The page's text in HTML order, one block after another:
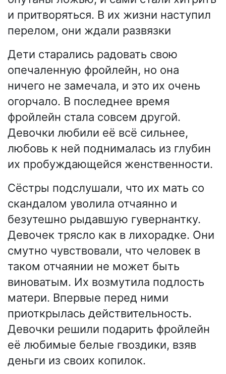
и притворяться. В их жизни наступил
перелом, они ждали развязки
Дети старались радовать свою
опечаленную фройлейн, но она
ничего не замечала, и это их очень
огорчало. В последнее время
фройлейн стала совсем другой.
Девочки любили её всё сильнее,
любовь к ней поднималась из глубин
их пробуждающейся женственности.
Сёстры подслушали, что их мать со
скандалом уволила отчаянно и
безутешно рыдавшую гувернантку.
Девочек трясло как в лихорадке. Они
смутно чувствовали, что человек в
таком отчаянии не может быть
виноватым. Их возмутила подлость
матери. Впервые перед ними
приоткрылась действительность.
Девочки решили подарить фройлейн
её любимые белые гвоздики, взяв
деньги из своих копилок.